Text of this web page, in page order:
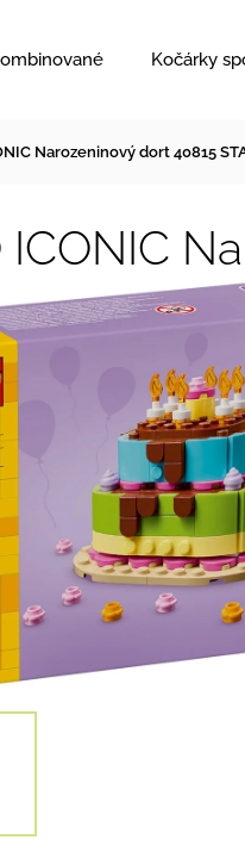
Kočárky
Narozeninový dort 40815
ICONIC